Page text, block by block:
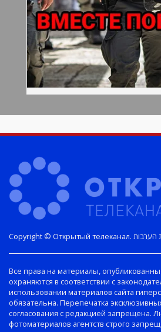
Все права на материалы,
охраняются в соответствии с
использовании материалов сайта
обязательна. Перепечатка
согласования с редакцией запрещена.
фотоматериалов агентств строго